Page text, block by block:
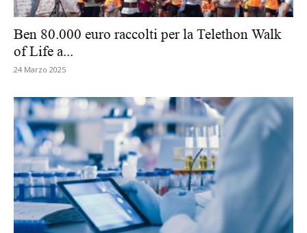
Ben 80.000 euro raccolti per la Telethon Walk
of Life a...
24 Marzo 2025